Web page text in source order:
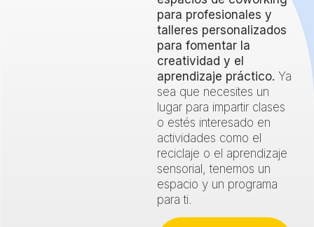
para profesionales y
talleres personalizados
para fomentar la
creatividad y el
aprendizaje práctico. Ya
sea que necesites un
lugar para impartir clases
o estés interesado en
actividades como el
reciclaje o el aprendizaje
sensorial, tenemos un
espacio y un programa
para ti.